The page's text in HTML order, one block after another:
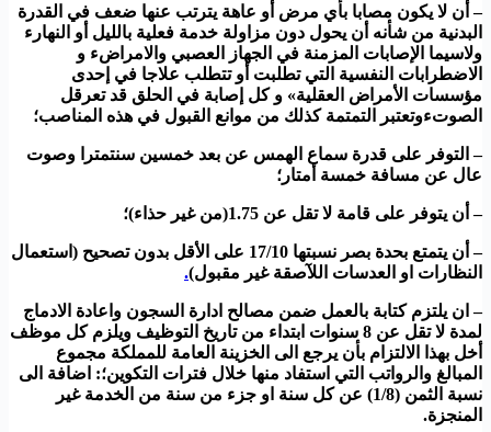
– أن لا يكون مصابا بأي مرض أو عاهة يترتب عنها ضعف في القدرة
البدنية من شأنه أن يحول دون مزاولة خدمة فعلية بالليل أو النهارء
ولاسيما الإصابات المزمنة في الجهاز العصبي والامراضء و
الاضطرابات النفسية التي تطلبت أو تتطلب علاجا في إحدى
مؤسسات الأمراض العقلية» و كل إصابة في الحلق قد تعرقل
الصوتءوتعتبر التمتمة كذلك من موانع القبول في هذه المناصب؛
– التوفر على قدرة سماع الهمس عن بعد خمسين سنتمترا وصوت
عال عن مسافة خمسة أمتار؛
– أن يتوفر على قامة لا تقل عن 1.75(من غير حذاء)؛
– أن يتمتع بحدة بصر نسبتها 17/10 على الأقل بدون تصحيح (استعمال
النظارات او العدسات اللآصقة غير مقبول).
– ان يلتزم كتابة بالعمل ضمن مصالح ادارة السجون واعادة الادماج
لمدة لا تقل عن 8 سنوات ابتداء من تاريخ التوظيف ويلزم كل موظف
أخل بهذا الالتزام بأن يرجع الى الخزينة العامة للمملكة مجموع
المبالغ والرواتب التي استفاد منها خلال فترات التكوين؛: اضافة الى
نسبة الثمن (1/8) عن كل سنة او جزء من سنة من الخدمة غير
المنجزة.